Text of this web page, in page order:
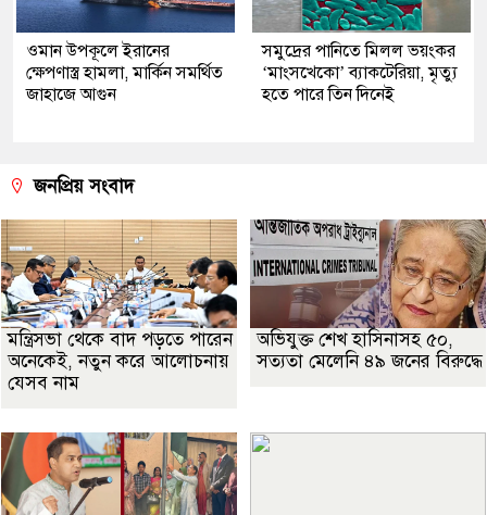
ওমান উপকূলে ইরানের
ক্ষেপণাস্ত্র হামলা, মার্কিন সমর্থিত
জাহাজে আগুন
সমুদ্রের পানিতে মিলল ভয়ংকর
‘মাংসখেকো’ ব্যাকটেরিয়া, মৃত্যু
হতে পারে তিন দিনেই
জনপ্রিয় সংবাদ
মন্ত্রিসভা থেকে বাদ পড়তে পারেন
অনেকেই, নতুন করে আলোচনায়
যেসব নাম
অভিযুক্ত শেখ হাসিনাসহ ৫০,
সত্যতা মেলেনি ৪৯ জনের বিরুদ্ধে